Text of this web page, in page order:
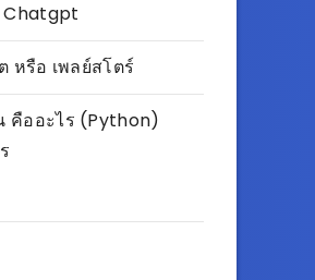
Chatgpt
หรือ เพลย์สโตร์
คืออะไร (Python)